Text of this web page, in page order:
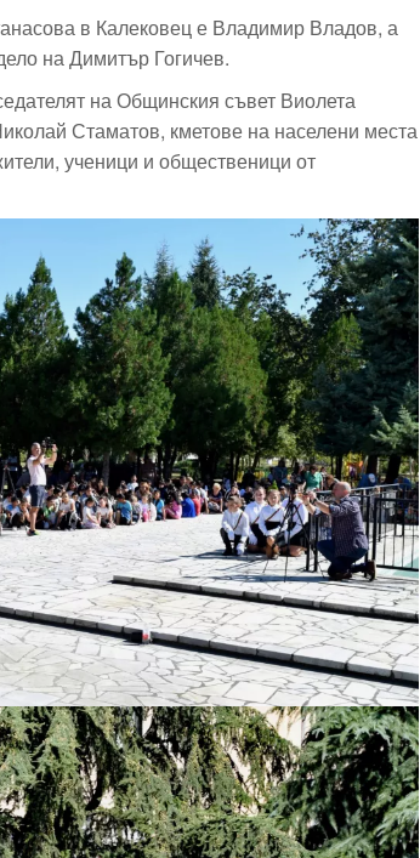
в Калековец е Владимир Владов, а
на Димитър Гогичев.
на Общинския съвет Виолета
Стаматов, кметове на населени места
ученици и общественици от